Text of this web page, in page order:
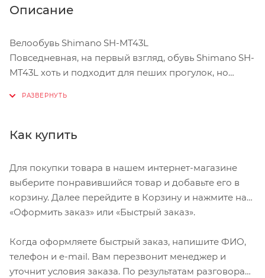
Описание
Велообувь Shimano SH-MT43L
Повседневная, на первый взгляд, обувь Shimano SH-
MT43L хоть и подходит для пеших прогулок, но
умеренной жёсткости делает удобными как
ботинок: увеличенный объём колодки даёт
возможность надеть тёплые носки. Удобная
шнуровка позволяет верхней части обуви плотно
прилегать к ноге, а ремешок с липучкой
дополнительно закрепляет и шнурки, и обувь.
Характеристики:
Как купить
Для покупки товара в нашем интернет-магазине
выберите понравившийся товар и добавьте его в
корзину. Далее перейдите в Корзину и нажмите на
«Оформить заказ» или «Быстрый заказ».
Когда оформляете быстрый заказ, напишите ФИО,
телефон и e-mail. Вам перезвонит менеджер и
уточнит условия заказа. По результатам разговора